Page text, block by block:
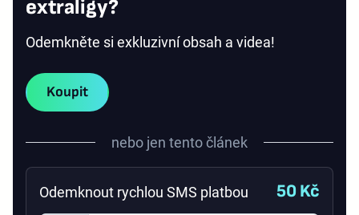
extraligy?
Odemkněte si exkluzivní obsah a videa!
Koupit
nebo jen tento článek
Odemknout rychlou SMS platbou 50 Kč